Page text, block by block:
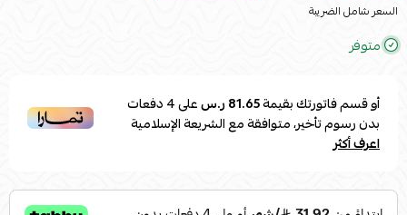
السعر شامل الضريبة
متوفر
أو قسم فاتورتك بقيمة81.65 ر.س على4دفعات
بدون رسوم تأخير، متوافقة مع الشريعة الإسلامية
اعرف أكثر